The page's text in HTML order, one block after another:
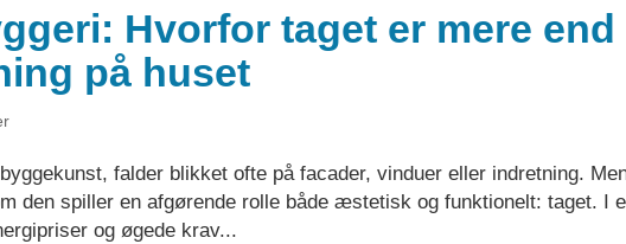
Hvorfor taget er mere end
på huset
falder blikket ofte på facader, vinduer eller indretning.
den spiller en afgørende rolle både æstetisk og funktionelt: taget. I
og øgede krav...